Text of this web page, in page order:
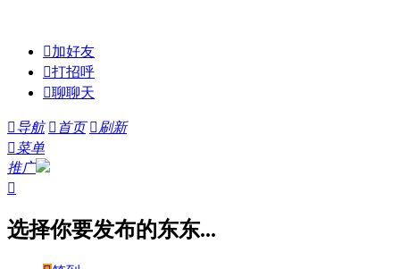
加好友
打招呼
聊聊天
导航  首页 刷新
菜单
推广

选择你要发布的东东...